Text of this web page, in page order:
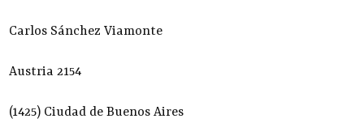
Carlos Sánchez Viamonte
Austria 2154
(1425) Ciudad de Buenos Aires